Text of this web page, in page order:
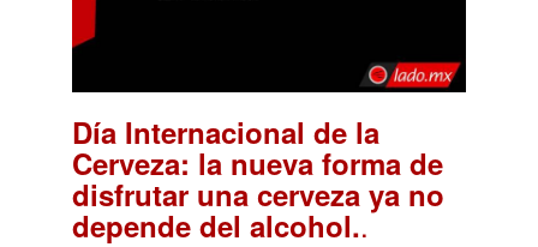
Día Internacional de la
Cerveza: la nueva forma de
disfrutar una cerveza ya no
depende del alcohol..